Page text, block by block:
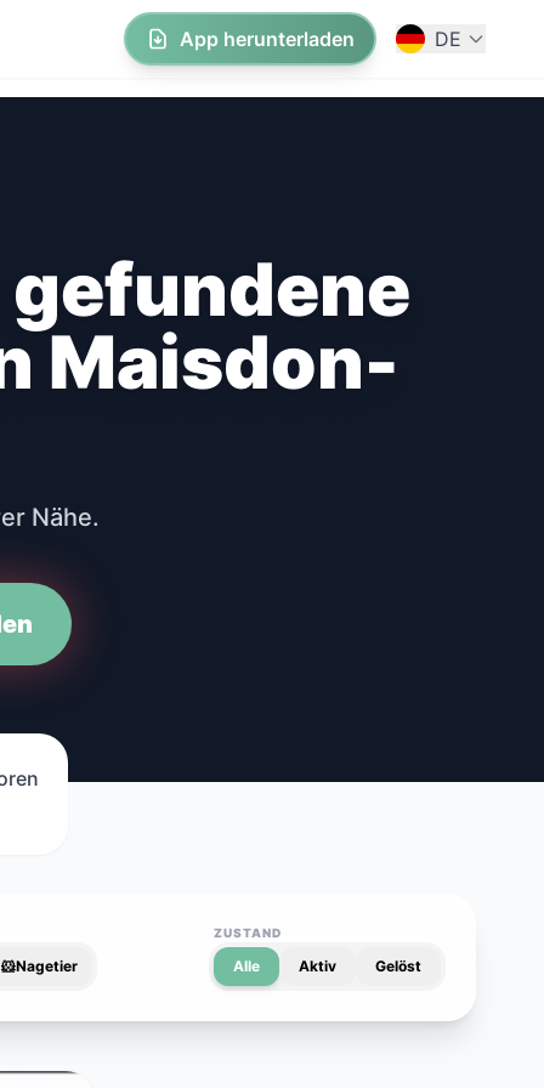
App herunterladen DE
Maisdon-
Nähe.
🐹Nagetier
ZUSTAND
Alle Aktiv Gelöst